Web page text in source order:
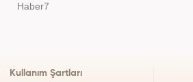
Haber7
Kullanım Şartları